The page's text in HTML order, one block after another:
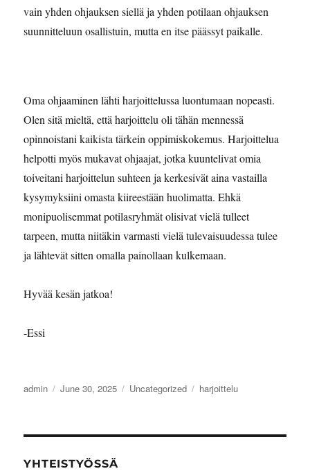
vain yhden ohjauksen siellä ja yhden potilaan ohjauksen
suunnitteluun osallistuin, mutta en itse päässyt paikalle.
Oma ohjaaminen lähti harjoittelussa luontumaan nopeasti.
Olen sitä mieltä, että harjoittelu oli tähän mennessä
opinnoistani kaikista tärkein oppimiskokemus. Harjoittelua
helpotti myös mukavat ohjaajat, jotka kuuntelivat omia
toiveitani harjoittelun suhteen ja kerkesivät aina vastailla
kysymyksiini omasta kiireestään huolimatta. Ehkä
monipuolisemmat potilasryhmät olisivat vielä tulleet
tarpeen, mutta niitäkin varmasti vielä tulevaisuudessa tulee
ja lähtevät sitten omalla painollaan kulkemaan.
Hyvää kesän jatkoa!
-Essi
Author
admin
Posted
June 30, 2025 Categories
Uncategorized Tags
harjoittelu
YHTEISTYÖSSÄ